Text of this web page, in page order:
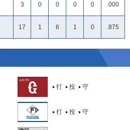
3 0 0 0 0 .000
17 1 6 1 0 .875
打 投 守
打 投 守